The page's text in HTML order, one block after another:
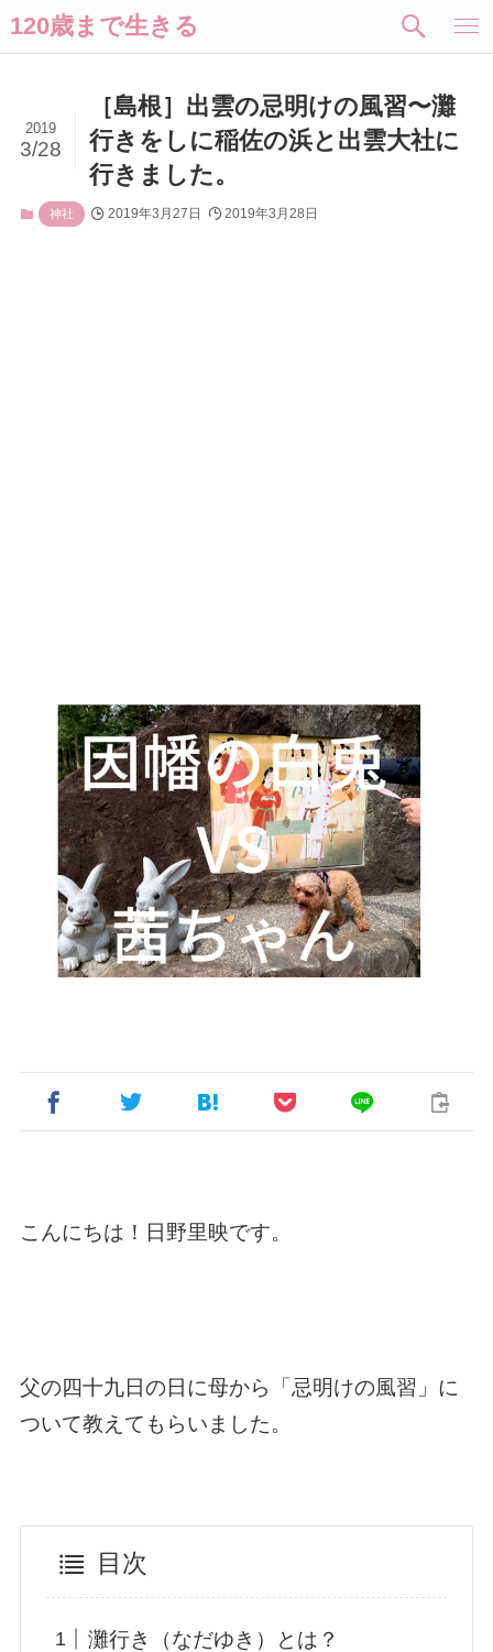
120歳まで生きる
［島根］出雲の忌明けの風習〜灘
行きをしに稲佐の浜と出雲大社に
行きました。
2019
3/28
神社 2019年3月27日 2019年3月28日
こんにちは！日野里映です。
父の四十九日の日に母から「忌明けの風習」に
ついて教えてもらいました。
目次
灘行き（なだゆき）とは？